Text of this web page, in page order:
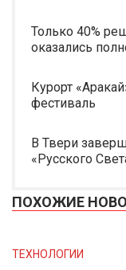
Только 40%
оказались
Курорт
фестиваль
В Твери
«Русского
ПОХОЖИЕ
ТЕХНОЛОГИИ